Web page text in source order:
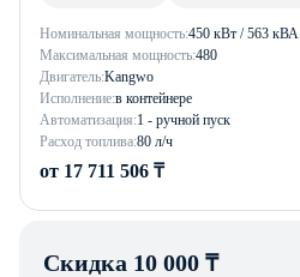
Номинальная мощность:450 кВт / 563 кВА
Максимальная мощность:480
Двигатель:Kangwo
Исполнение:в контейнере
Автоматизация:1 - ручной пуск
Расход топлива:80 л/ч
от 17 711 506 ₸
Скидка 10 000 ₸